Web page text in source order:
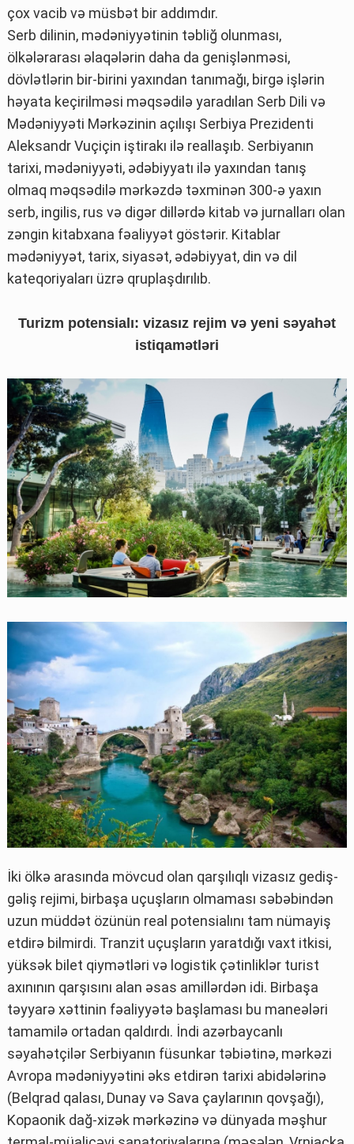
çox vacib və müsbət bir addımdır.
Serb dilinin, mədəniyyətinin təbliğ olunması,
ölkələrarası əlaqələrin daha da genişlənməsi,
dövlətlərin bir-birini yaxından tanımağı, birgə işlərin
həyata keçirilməsi məqsədilə yaradılan Serb Dili və
Mədəniyyəti Mərkəzinin açılışı Serbiya Prezidenti
Aleksandr Vuçiçin iştirakı ilə reallaşıb. Serbiyanın
tarixi, mədəniyyəti, ədəbiyyatı ilə yaxından tanış
olmaq məqsədilə mərkəzdə təxminən 300-ə yaxın
serb, ingilis, rus və digər dillərdə kitab və jurnalları olan
zəngin kitabxana fəaliyyət göstərir. Kitablar
mədəniyyət, tarix, siyasət, ədəbiyyat, din və dil
kateqoriyaları üzrə qruplaşdırılıb.
Turizm potensialı: vizasız rejim və yeni səyahət
istiqamətləri
İki ölkə arasında mövcud olan qarşılıqlı vizasız gediş-
gəliş rejimi, birbaşa uçuşların olmaması səbəbindən
uzun müddət özünün real potensialını tam nümayiş
etdirə bilmirdi. Tranzit uçuşların yaratdığı vaxt itkisi,
yüksək bilet qiymətləri və logistik çətinliklər turist
axınının qarşısını alan əsas amillərdən idi. Birbaşa
təyyarə xəttinin fəaliyyətə başlaması bu maneələri
tamamilə ortadan qaldırdı. İndi azərbaycanlı
səyahətçilər Serbiyanın füsunkar təbiətinə, mərkəzi
Avropa mədəniyyətini əks etdirən tarixi abidələrinə
(Belqrad qalası, Dunay və Sava çaylarının qovşağı),
Kopaonik dağ-xizək mərkəzinə və dünyada məşhur